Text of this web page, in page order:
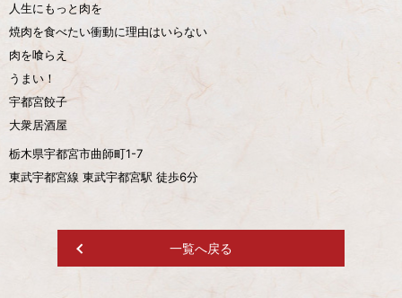
人生にもっと肉を
焼肉を食べたい衝動に理由はいらない
肉を喰らえ
うまい！
宇都宮餃子
大衆居酒屋
栃木県宇都宮市曲師町1-7
東武宇都宮線 東武宇都宮駅 徒歩6分
一覧へ戻る